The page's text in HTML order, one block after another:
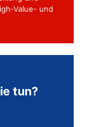
Value- und
tun?